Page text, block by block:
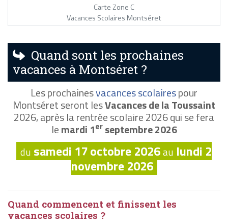
Carte Zone C
Vacances Scolaires Montséret
Quand sont les prochaines
vacances à Montséret ?
Les prochainesvacances scolairespour
Montséret seront lesVacances de la Toussaint
2026, après la rentrée scolaire 2026 qui se fera
lemardi 1erseptembre 2026
du samedi 17 octobre 2026au lundi 2
novembre 2026
Quand commencent et finissent les
vacances scolaires ?